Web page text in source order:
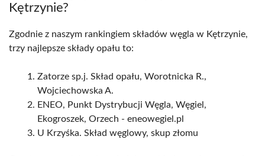
Kętrzynie?
Zgodnie z naszym rankingiem składów węgla w Kętrzynie,
trzy najlepsze składy opału to:
Zatorze sp.j. Skład opału, Worotnicka R.,
Wojciechowska A.
ENEO, Punkt Dystrybucji Węgla, Węgiel,
Ekogroszek, Orzech - eneowegiel.pl
U Krzyśka. Skład węglowy, skup złomu